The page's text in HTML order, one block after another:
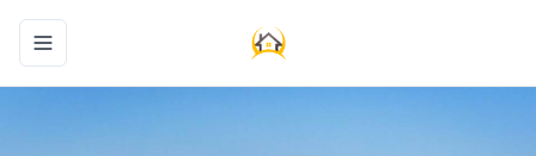
Toggle navigation menu